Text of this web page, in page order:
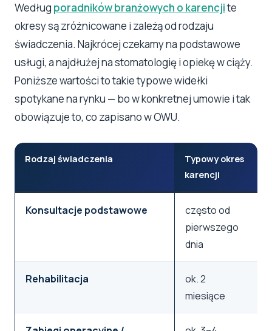
Według poradników branżowych o karencjite
okresy są zróżnicowane i zależą od rodzaju
świadczenia. Najkrócej czekamy na podstawowe
usługi, a najdłużej na stomatologię i opiekę w ciąży.
Poniższe wartości to takie typowe widełki
spotykane na rynku — bo w konkretnej umowie i tak
obowiązuje to, co zapisano w OWU.
Rodzaj świadczenia
Typowy okres
karencji
Konsultacje podstawowe
często od
pierwszego
dnia
Rehabilitacja
ok. 2
miesiące